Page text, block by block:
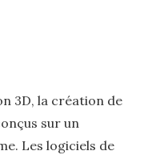
3D, la création de
sur un
Les logiciels de